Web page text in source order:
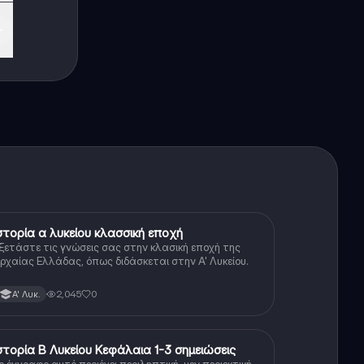
Ιστορία α λυκείου κλασσική εποχή
τις γνώσεις σας στην κλασική εποχή της
Ελλάδας, όπως διδάσκεται στην Α' Λυκείου.
Α' Λυκ. 2,045 0
Ιστορία Β Λυκείου Κεφάλαια 1-3 σημειώσεις